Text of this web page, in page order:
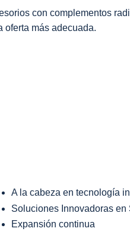
con complementos
oferta más adecuada.
A la cabeza en tecnología
Soluciones Innovadoras en
Expansión continua